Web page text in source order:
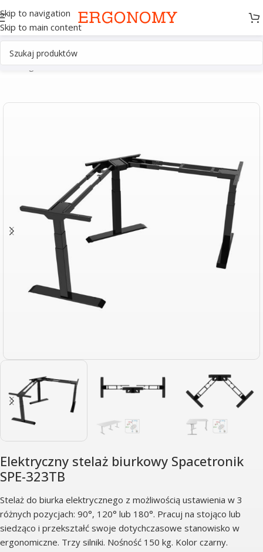
Skip to navigation
Skip to main content
Strona główna Pozostałe
Elektryczny stelaż biurkowy Spacetronik
SPE-323TB
Stelaż do biurka elektrycznego z możliwością ustawienia w 3
różnych pozycjach: 90°, 120° lub 180°. Pracuj na stojąco lub
siedząco i przekształć swoje dotychczasowe stanowisko w
ergonomiczne. Trzy silniki. Nośność 150 kg. Kolor czarny.